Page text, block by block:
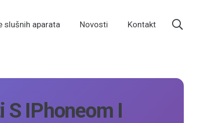
slušnih aparata Novosti Kontakt
IPhoneom I